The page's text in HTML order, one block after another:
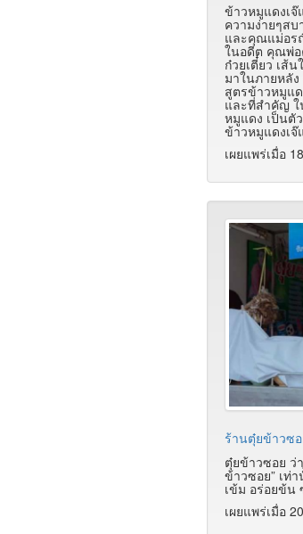
ข้าวหมูแดงเ
ความง่ายๆส
และคุณแม่อร
ในอดีต คุณพ่อ
ก๋วยเตี๋ยว เส้
มาในภายหลัง
สูตรข้าวหมูแ
และที่สำคัญ ใ
หมูแดง เป็นตั
ข้าวหมูแดงเจ๊
เผยแพร่เมื่อ
ร้านตุ๋ยข้าวซ
ตุ๋ยข้าวซอย ว่
ข้าวซอย” เท่
เข้ม อร่อยข้น
เผยแพร่เมื่อ